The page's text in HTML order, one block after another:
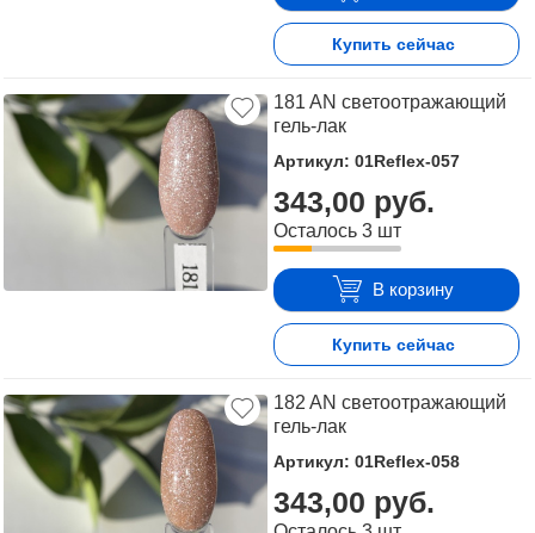
Купить сейчас
181 AN светоотражающий
гель-лак
Артикул: 01Reflex-057
343,00 руб.
Осталось 3 шт
В корзину
Купить сейчас
182 AN светоотражающий
гель-лак
Артикул: 01Reflex-058
343,00 руб.